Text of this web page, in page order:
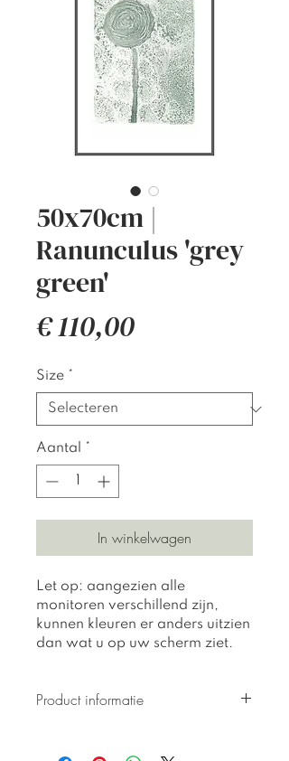
50x70cm |
Ranunculus 'grey
green'
€ 110,00Prijs
Size *
Aantal *
In winkelwagen
Let op: aangezien alle
monitoren verschillend zijn,
kunnen kleuren er anders uitzien
dan wat u op uw scherm ziet.
Product informatie